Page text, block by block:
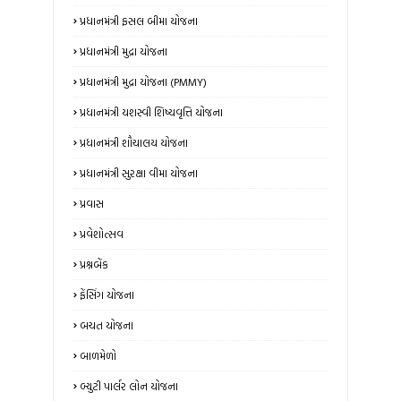
પ્રધાનમંત્રી ફસલ બીમા યોજના
પ્રધાનમંત્રી મુદ્રા યોજના
પ્રધાનમંત્રી મુદ્રા યોજના (PMMY)
પ્રધાનમંત્રી યશસ્વી શિષ્યવૃત્તિ યોજના
પ્રધાનમંત્રી શૌચાલય યોજના
પ્રધાનમંત્રી સુરક્ષા વીમા યોજના
પ્રવાસ
પ્રવેશોત્સવ
પ્રશ્નબેંક
ફેંસિંગ યોજના
બચત યોજના
બાળમેળો
બ્યુટી પાર્લર લોન યોજના